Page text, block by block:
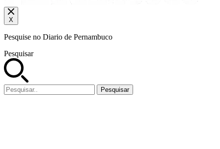
X
Pesquise no Diario de Pernambuco
Pesquisar
Pesquisar